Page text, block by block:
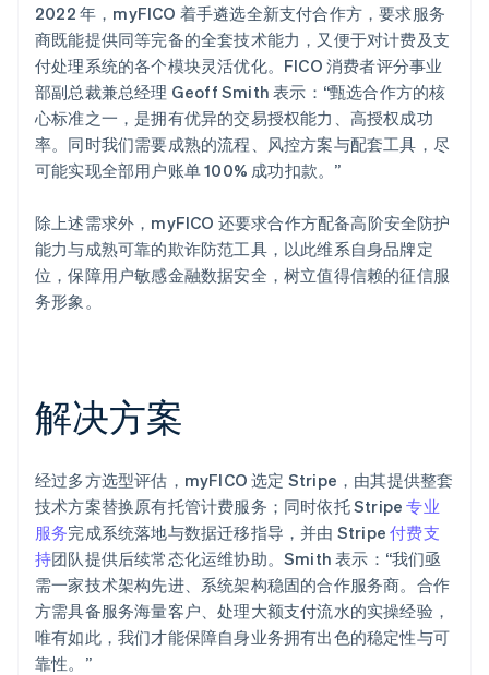
2022 年，myFICO 着手遴选全新支付合作方，要求服务
商既能提供同等完备的全套技术能力，又便于对计费及支
付处理系统的各个模块灵活优化。FICO 消费者评分事业
部副总裁兼总经理 Geoff Smith 表示：“甄选合作方的核
心标准之一，是拥有优异的交易授权能力、高授权成功
率。同时我们需要成熟的流程、风控方案与配套工具，尽
可能实现全部用户账单 100% 成功扣款。”
除上述需求外，myFICO 还要求合作方配备高阶安全防护
能力与成熟可靠的欺诈防范工具，以此维系自身品牌定
位，保障用户敏感金融数据安全，树立值得信赖的征信服
务形象。
解决方案
经过多方选型评估，myFICO 选定 Stripe，由其提供整套
技术方案替换原有托管计费服务；同时依托 Stripe专业
服务完成系统落地与数据迁移指导，并由 Stripe付费支
持团队提供后续常态化运维协助。Smith 表示：“我们亟
需一家技术架构先进、系统架构稳固的合作服务商。合作
方需具备服务海量客户、处理大额支付流水的实操经验，
唯有如此，我们才能保障自身业务拥有出色的稳定性与可
靠性。”